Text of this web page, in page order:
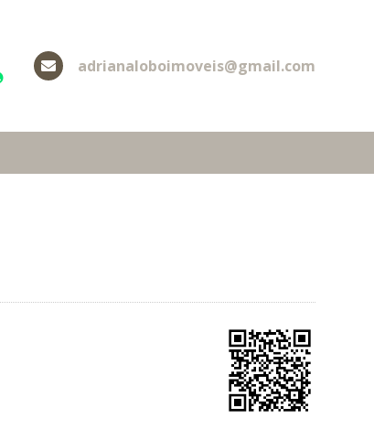
WhatsApp
adrianaloboimoveis@gmail.com